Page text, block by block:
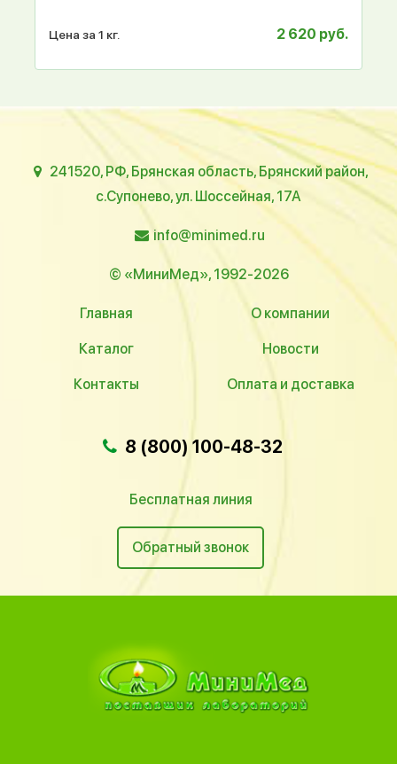
Цена за 1 кг. 2 620 руб.
241520, РФ, Брянская область, Брянский район,
с.Супонево, ул. Шоссейная, 17А
info@minimed.ru
© «МиниМед», 1992-2026
Главная О компании
Каталог Новости
Контакты Оплата и доставка
8 (800) 100-48-32
Бесплатная линия
Обратный звонок